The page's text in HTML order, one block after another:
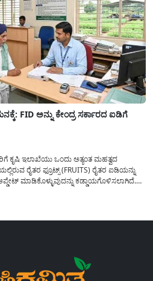
FID ಅನ್ನು ಕೇಂದ್ರ ಸರ್ಕಾರದ ಐಡಿಗೆ
ಕೃಷಿ ಇಲಾಖೆಯು ಒಂದು ಅತ್ಯಂತ ಮಹತ್ವದ
ರೈತರ ಫ್ರೂಟ್ಸ್ (FRUITS) ರೈತರ ಐಡಿಯನ್ನು
ಮಾಡಿಕೊಳ್ಳುವುದನ್ನು ಕಡ್ಡಾಯಗೊಳಿಸಲಾಗಿದೆ.